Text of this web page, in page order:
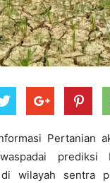
Pertanian
prediksi
wilayah sentra